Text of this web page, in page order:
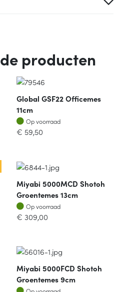
producten
Global GSF22 Officemes
11cm
Op voorraad
Op voorraad
€ 59,50
Miyabi 5000MCD Shotoh
Groentemes 13cm
Op voorraad
Op voorraad
€ 309,00
Miyabi 5000FCD Shotoh
Groentemes 9cm
Op voorraad